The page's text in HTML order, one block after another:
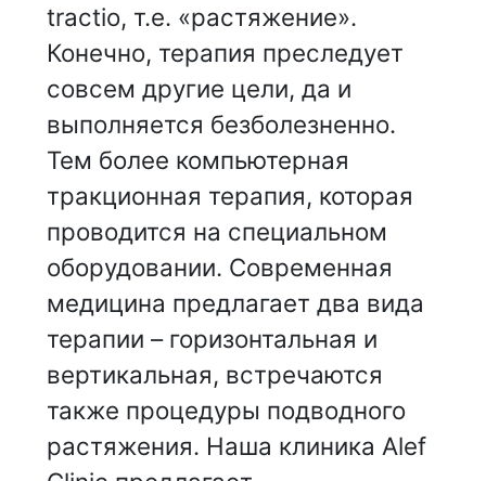
tractio, т.е. «растяжение».
Конечно, терапия преследует
совсем другие цели, да и
выполняется безболезненно.
Тем более компьютерная
тракционная терапия, которая
проводится на специальном
оборудовании. Современная
медицина предлагает два вида
терапии – горизонтальная и
вертикальная, встречаются
также процедуры подводного
растяжения. Наша клиника Alef